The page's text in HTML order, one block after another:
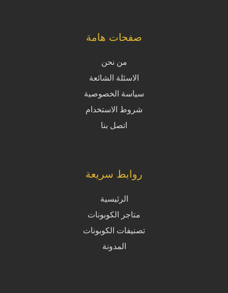
صفحات هامة
من نحن
الاسئلة الشائعة
سياسة الخصوصية
شروط الاستخدام
اتصل بنا
روابط سريعة
الرئيسية
متاجر الكوبونات
تصنيفات الكوبونات
المدونة